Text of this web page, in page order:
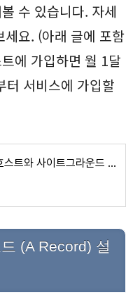
수 있습니다. 자세
요. (아래 글에 포함
에 가입하면 월 1달
터 서비스에 가입할
해외 호스팅: 블루호스트와 사이트그라운드 비교
(A Record) 설